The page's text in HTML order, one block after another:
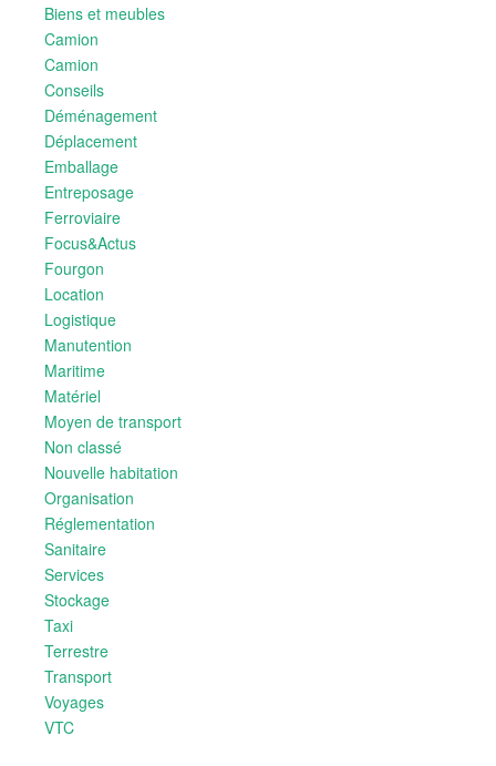
Biens et meubles
Camion
Camion
Conseils
Déménagement
Déplacement
Emballage
Entreposage
Ferroviaire
Focus&Actus
Fourgon
Location
Logistique
Manutention
Maritime
Matériel
Moyen de transport
Non classé
Nouvelle habitation
Organisation
Réglementation
Sanitaire
Services
Stockage
Taxi
Terrestre
Transport
Voyages
VTC